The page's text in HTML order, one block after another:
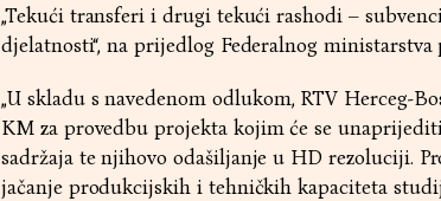
„Tekući transferi i drugi tekući rashodi –
djelatnosti“, na prijedlog Federalnog
„U skladu s navedenom odlukom, RTV Herceg-
KM za provedbu projekta kojim će se
sadržaja te njihovo odašiljanje u HD rezoluciji.
jačanje produkcijskih i tehničkih kapaciteta